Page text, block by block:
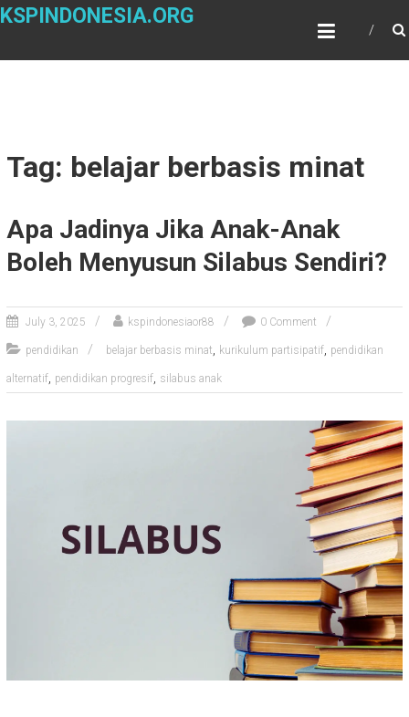
Skip
KSPINDONESIA.ORG
Tag: belajar berbasis minat
Apa Jadinya Jika Anak-Anak
Boleh Menyusun Silabus Sendiri?
July 3, 2025 kspindonesiaor88 0 Comment
pendidikan belajar berbasis minat, kurikulum partisipatif, pendidikan
alternatif, pendidikan progresif, silabus anak